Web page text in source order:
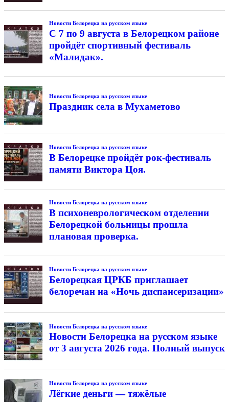
Новости Белорецка на русском языке
С 7 по 9 августа в Белорецком районе
пройдёт спортивный фестиваль
«Малидак».
Новости Белорецка на русском языке
Праздник села в Мухаметово
Новости Белорецка на русском языке
В Белорецке пройдёт рок-фестиваль
памяти Виктора Цоя.
Новости Белорецка на русском языке
В психоневрологическом отделении
Белорецкой больницы прошла
плановая проверка.
Новости Белорецка на русском языке
Белорецкая ЦРКБ приглашает
белоречан на «Ночь диспансеризации»
Новости Белорецка на русском языке
Новости Белорецка на русском языке
от 3 августа 2026 года. Полный выпуск
Новости Белорецка на русском языке
Лёгкие деньги — тяжёлые